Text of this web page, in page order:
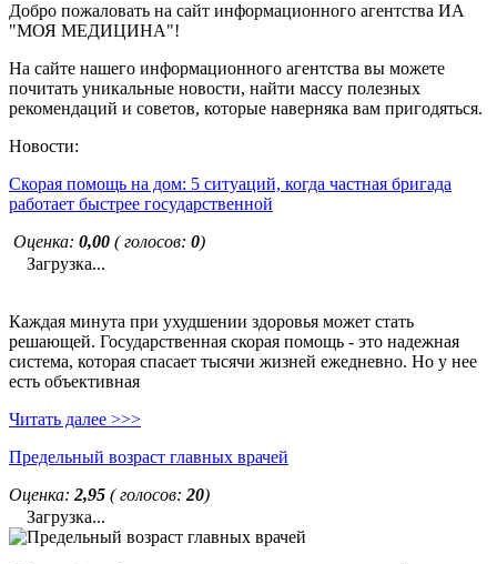
Добро пожаловать на сайт информационного агентства ИА
"МОЯ МЕДИЦИНА"!
На сайте нашего информационного агентства вы можете
почитать уникальные новости, найти массу полезных
рекомендаций и советов, которые наверняка вам пригодяться.
Новости:
Скорая помощь на дом: 5 ситуаций, когда частная бригада
работает быстрее государственной
Оценка: 0,00 ( голосов: 0)
Загрузка...
Каждая минута при ухудшении здоровья может стать
решающей. Государственная скорая помощь - это надежная
система, которая спасает тысячи жизней ежедневно. Но у нее
есть объективная
Читать далее >>>
Предельный возраст главных врачей
Оценка: 2,95 ( голосов: 20)
Загрузка...